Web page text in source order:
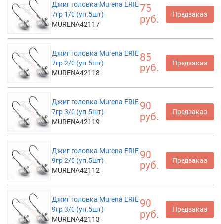
Джиг головка Murena ERIE
7гр 1/0 (уп.5шт)
MURENA42117
75
руб.
Предзаказ
Джиг головка Murena ERIE
7гр 2/0 (уп.5шт)
MURENA42118
85
руб.
Предзаказ
Джиг головка Murena ERIE
7гр 3/0 (уп.5шт)
MURENA42119
90
руб.
Предзаказ
Джиг головка Murena ERIE
9гр 2/0 (уп.5шт)
MURENA42112
90
руб.
Предзаказ
Джиг головка Murena ERIE
9гр 3/0 (уп.5шт)
MURENA42113
90
руб.
Предзаказ